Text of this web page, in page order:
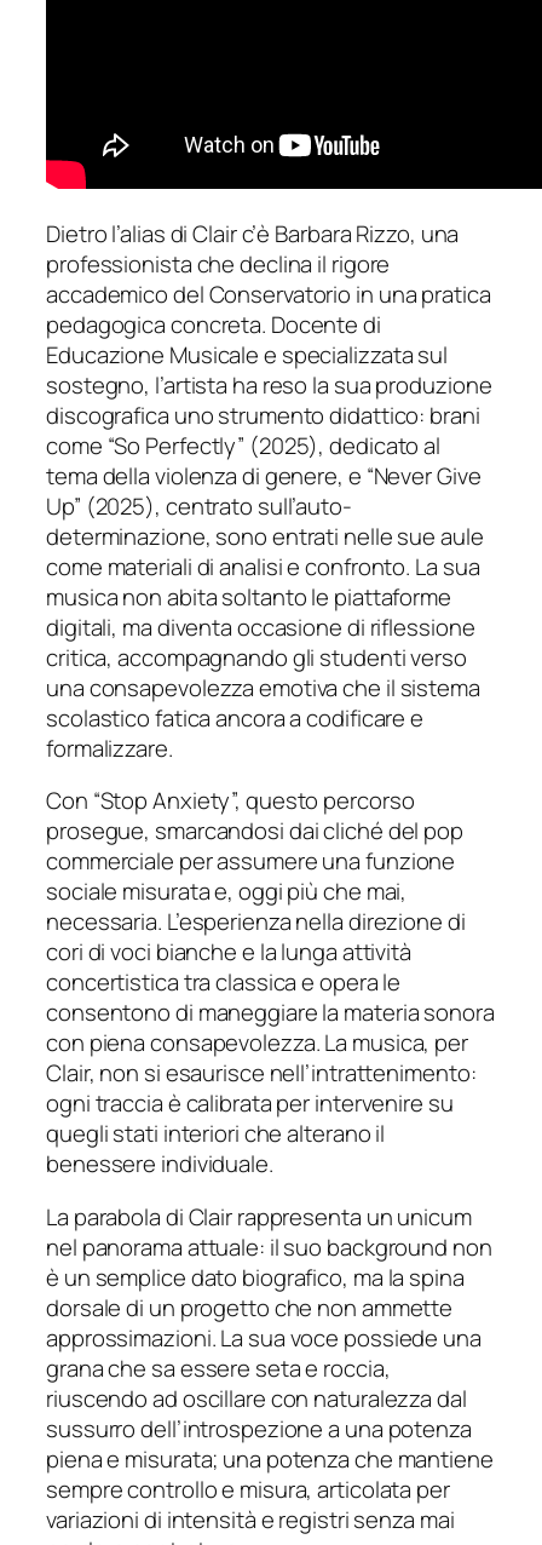
Dietro l’alias di Clair c’è Barbara Rizzo, una
professionista che declina il rigore
accademico del Conservatorio in una pratica
pedagogica concreta. Docente di
Educazione Musicale e specializzata sul
sostegno, l’artista ha reso la sua produzione
discografica uno strumento didattico: brani
come “So Perfectly” (2025), dedicato al
tema della violenza di genere, e “Never Give
Up” (2025), centrato sull’auto-
determinazione, sono entrati nelle sue aule
come materiali di analisi e confronto. La sua
musica non abita soltanto le piattaforme
digitali, ma diventa occasione di riflessione
critica, accompagnando gli studenti verso
una consapevolezza emotiva che il sistema
scolastico fatica ancora a codificare e
formalizzare.
Con “Stop Anxiety”, questo percorso
prosegue, smarcandosi dai cliché del pop
commerciale per assumere una funzione
sociale misurata e, oggi più che mai,
necessaria. L’esperienza nella direzione di
cori di voci bianche e la lunga attività
concertistica tra classica e opera le
consentono di maneggiare la materia sonora
con piena consapevolezza. La musica, per
Clair, non si esaurisce nell’intrattenimento:
ogni traccia è calibrata per intervenire su
quegli stati interiori che alterano il
benessere individuale.
La parabola di Clair rappresenta un unicum
nel panorama attuale: il suo background non
è un semplice dato biografico, ma la spina
dorsale di un progetto che non ammette
approssimazioni. La sua voce possiede una
grana che sa essere seta e roccia,
riuscendo ad oscillare con naturalezza dal
sussurro dell’introspezione a una potenza
piena e misurata; una potenza che mantiene
sempre controllo e misura, articolata per
variazioni di intensità e registri senza mai